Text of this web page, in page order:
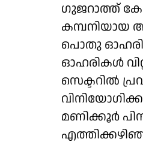
ഗുജറാത്ത്
കമ്പനിയായ
പൊതു ഓഹരി
ഓഹരികൾ
സെക്ടറിൽ
മണിക്കൂർ